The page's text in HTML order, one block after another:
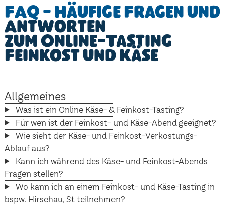
FAQ - Häufige Fragen und
Antworten
zum Online-Tasting
Feinkost und Käse
Allgemeines
Was ist ein Online Käse- & Feinkost-Tasting?
Für wen ist der Feinkost- und Käse-Abend geeignet?
Wie sieht der Käse- und Feinkost-Verkostungs-
Ablauf aus?
Kann ich während des Käse- und Feinkost-Abends
Fragen stellen?
Wo kann ich an einem Feinkost- und Käse-Tasting in
bspw. Hirschau, St teilnehmen?